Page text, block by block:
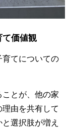
て価値観
てについての
とが、他の家
由を共有して
選択肢が増え